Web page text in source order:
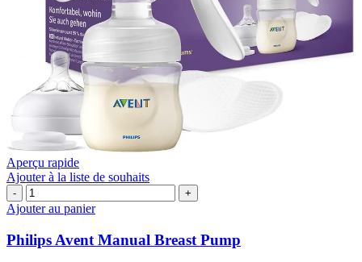
Aperçu rapide
Ajouter à la liste de souhaits
quantité
de
Avent
Manual
Ajouter au panier
Philips Avent Manual Breast Pump